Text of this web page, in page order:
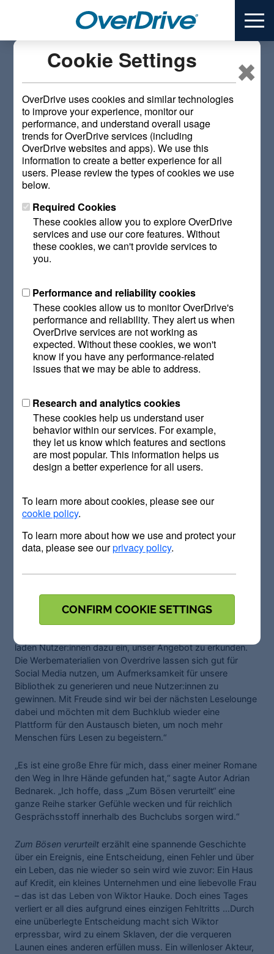
Zweiter bundesweiter
digitaler Buchclub für
Bibliotheken
October 30, 2023
Bücherfreunde in ganz Deutschland, Österreich und der
Schweiz können sich beim zweiten digitalen
BuchclubLeselounge mit Libbymit Tausenden anderen
zusammenschließen. Vom 30. Oktober bis zum 13.
November können Nutzende öffentlicher Bibliotheken mit
Bednarek lesen. Nach dem Erfolg des ersten Buchclubs
Anfang des Jahres werden noch mehr teilnehmende
Bibliotheken und Nutzende erwartet. Das E-Book und das
Hörbuch sind über die vielfach ausgezeichnete und
hervorragend bewerteteLese-App Libbyohne Wartezeiten
oder Vormerkungen erhältlich.
Der digitale Buchclub Leselounge mit Libby bietet den
Benutzern und Benutzerinnen öffentlicher Bibliotheken die
Möglichkeit, zwei Wochen lang das gleiche E-Book zu
genießen. Es wird lediglich ein Bibliotheksausweis einer der
teilnehmenden Bibliotheken benötigt, um loszulegen. Das
kostenlose Angebot wird vonOverDrive, der führenden
bereitgestellt. Libby hat eine durchschnittliche Bewertung
von 4,8 im Apple App Store und wurde sowohl von Apple
als auch von Google Play als Editor’s Choice
ausgezeichnet.
„Unsere kostenfreie AK Bibliothek digital beinhaltet
Overdrive, filmfriend und seit kurzem PressReader. Wir
bauen unsere umfangreichen Services laufend aus –
laden Nutzer:innen dazu ein, unser Angebot zu erkunden.
Die Werbematerialien von Overdrive lassen sich gut für
Social Media nutzen, um Aufmerksamkeit für unsere
Bibliothek zu generieren und neue Nutzer:innen zu
gewinnen. Mit Freude sind wir bei der nächsten Leselounge
dabei und möchten mit dem Buchklub wieder eine
Plattform für den Austausch bieten, um noch mehr
Menschen fürs Lesen zu begeistern.“
„Es ist eine große Ehre für mich, dass einer meiner Romane
den Weg in Ihre Hände gefunden hat,“ sagte Autor Adrian
Bednarek. „Ich hoffe, dass „Zum Bösen verurteilt“ eine
ganze Reihe starker Gefühle wecken und für reichlich
Gesprächsstoff innerhalb des Buchclubs sorgen wird.“
Zum Bösen verurteilt erzählt eine spannende Geschichte
über ein Ereignis, eine Entscheidung, einen Fehler und über
ein Leben, das nie wieder so sein wird wie zuvor: Ein Haus
auf Kredit, ein kleines Unternehmen und eine liebevolle Frau
– das ist das Leben von Wiktor Hauke. Doch eines Tages
verliert er all dies aufgrund eines einzigen Fehltritts …Durch
eine unüberlegte Entscheidung macht sich Wiktor
erpressbar, wird zu einem Sklaven, der die verqueren
Launen eines anderen erfüllen muss. Ein willenloser Akteur,
Cookie Settings ×
OverDrive uses cookies and similar technologies
to improve your experience, monitor our
performance, and understand overall usage
trends for OverDrive services (including
OverDrive websites and apps). We use this
information to create a better experience for all
users. Please review the types of cookies we use
below.
Required Cookies
These cookies allow you to explore OverDrive
services and use our core features. Without
these cookies, we can't provide services to
you.
Performance and reliability cookies
These cookies allow us to monitor OverDrive's
performance and reliability. They alert us when
OverDrive services are not working as
expected. Without these cookies, we won't
know if you have any performance-related
issues that we may be able to address.
Research and analytics cookies
These cookies help us understand user
behavior within our services. For example,
they let us know which features and sections
are most popular. This information helps us
design a better experience for all users.
To learn more about cookies, please see our
cookie policy.
To learn more about how we use and protect your
data, please see ourprivacy policy.
CONFIRM COOKIE SETTINGS